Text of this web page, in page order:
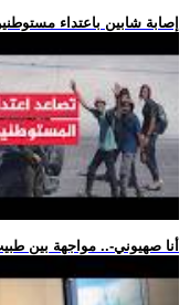
.. إصابة شابين باعتداء
.. -أنا صهيوني-.. مواجهة بين